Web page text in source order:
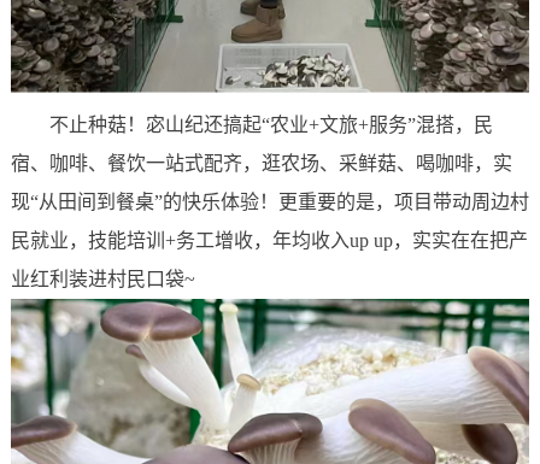
不止种菇！宓山纪还搞起“农业+文旅+服务”混搭，民
宿、咖啡、餐饮一站式配齐，逛农场、采鲜菇、喝咖啡，实
现“从田间到餐桌”的快乐体验！更重要的是，项目带动周边村
民就业，技能培训+务工增收，年均收入up up，实实在在把产
业红利装进村民口袋~